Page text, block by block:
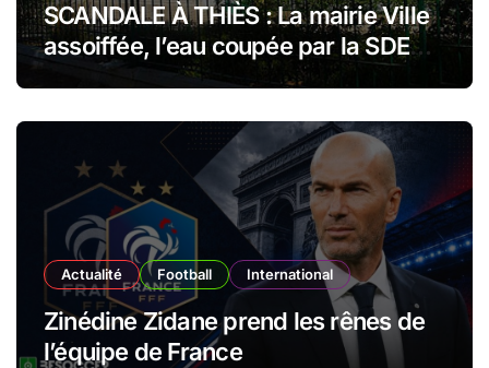
SCANDALE À THIÈS : La mairie Ville
assoiffée, l’eau coupée par la SDE
pour impayés en plein festival de
Actualité Football International
Zinédine Zidane prend les rênes de
l’équipe de France